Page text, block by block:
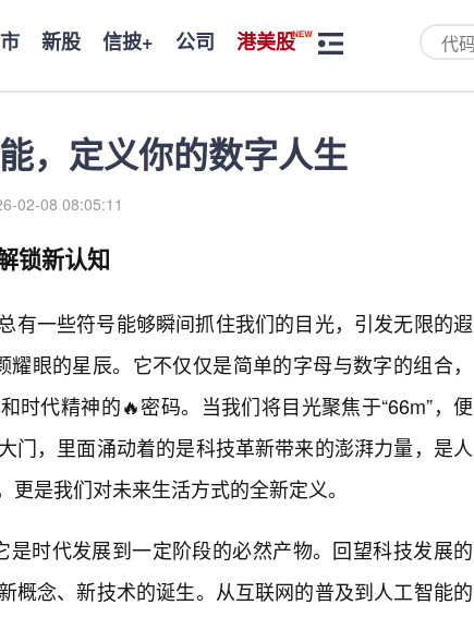
新股 信披+ 公司 港美股
，定义你的数字人生
02-08 08:05:11
锁新认知
有一些符号能够瞬间抓住我们的目光，引发无限的遐
耀眼的星辰。它不仅仅是简单的字母与数字的组合，
时代精神的🔥密码。当我们将目光聚焦于“66m”，便
门，里面涌动着的是科技革新带来的澎湃力量，是人
是我们对未来生活方式的全新定义。
是时代发展到一定阶段的必然产物。回望科技发展的
概念、新技术的诞生。从互联网的普及到人工智能的